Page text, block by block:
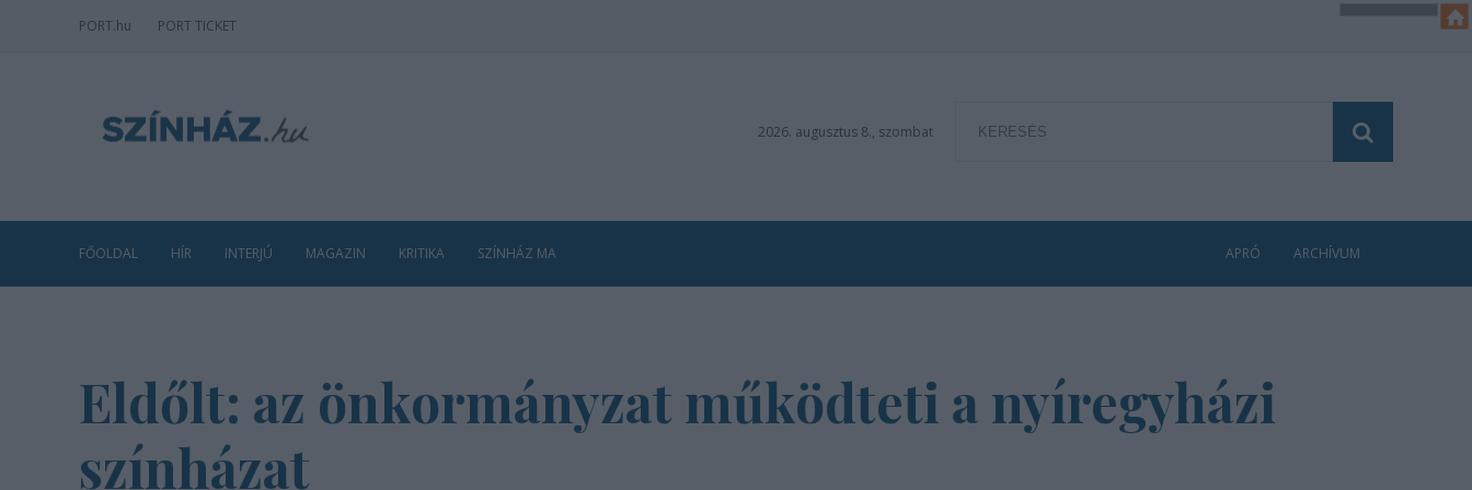
PORT.hu PORT TICKET
2026. augusztus 8., szombat
FŐOLDAL HÍR INTERJÚ MAGAZIN KRITIKA SZÍNHÁZ MA APRÓ ARCHÍVUM
Eldőlt: az önkormányzat működteti a nyíregyházi
színházat